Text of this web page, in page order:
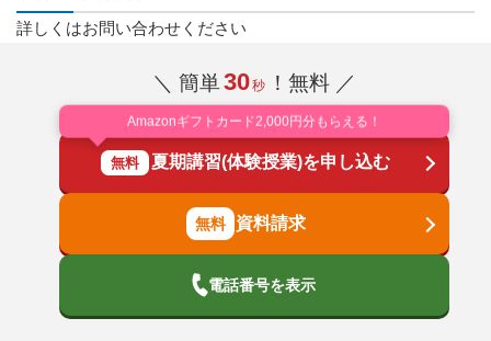
詳しくはお問い合わせください
＼ 簡単30秒 ！無料 ／
Amazonギフトカード2,000円分もらえる！
無料 夏期講習(体験授業)を申し込む
資料請求
電話番号を表示